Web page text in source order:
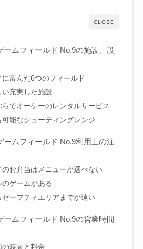
CLOSE
ームフィールド No.9の施設、設
富んだ6つのフィールド
充実した施設
らでオーケーのレンタルサービス
可能なシューティングレンジ
ームフィールド No.9利用上の注
のお弁当はメニューが選べない
ゲームがある
セーフティエリアまでが遠い
ームフィールド No.9の営業時間
の時間と料金